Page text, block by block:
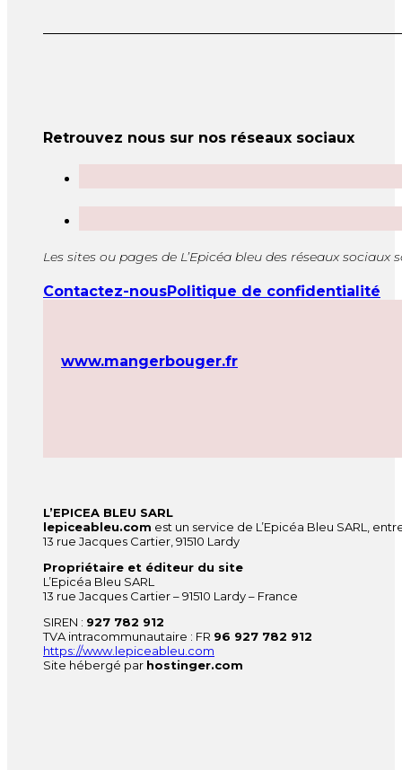
Retrouvez nous sur nos réseaux sociaux
Les sites ou pages de L’Epicéa bleu des réseaux sociaux
Contactez-nousPolitique de confidentialité
www.mangerbouger.fr
L’EPICEA BLEU SARL
lepiceableu.com est un service de L’Epicéa Bleu SARL,
13 rue Jacques Cartier, 91510 Lardy
Propriétaire et éditeur du site
L’Epicéa Bleu SARL
13 rue Jacques Cartier – 91510 Lardy – France
SIREN : 927 782 912
TVA intracommunautaire : FR 96 927 782 912
https://www.lepiceableu.com
Site hébergé par hostinger.com